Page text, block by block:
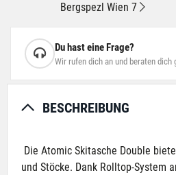
Bergspezl Wien 7
Du hast eine Frage?
Wir rufen dich an und beraten dich
BESCHREIBUNG
Die Atomic Skitasche Double
und Stöcke. Dank Rolltop-System